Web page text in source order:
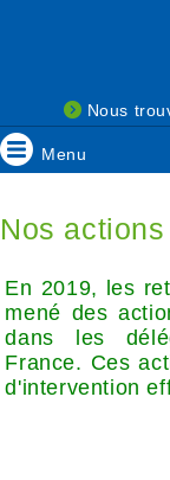
Nous
Menu
Nos actions
En 2019, les
mené des
dans les
France. Ces
d'intervention